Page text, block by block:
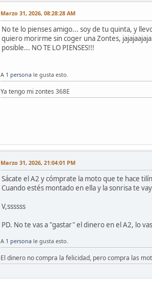
Marzo 31, 2026, 08:28:28 AM
No te lo pienses amigo... soy de tu quinta, y
quiero morirme sin coger una Zontes,
posible... NO TE LO PIENSES!!!
A 1 persona le gusta esto.
Ya tengo mi zontes 368E
Marzo 31, 2026, 21:04:01 PM
Sácate el A2 y cómprate la moto que te hace
Cuando estés montado en ella y la sonrisa te
V,ssssss
PD. No te vas a "gastar" el dinero en el A2, lo
A 1 persona le gusta esto.
El dinero no compra la felicidad, pero compra las